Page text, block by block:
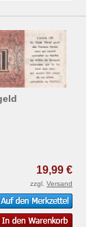
19,99 €
zzgl. Versand